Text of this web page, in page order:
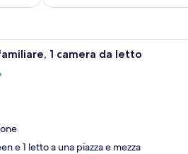
una finestra vista palme, una porta e
Un'ampia camera da letto
1 camera da letto
e 1 letto a una piazza e mezza